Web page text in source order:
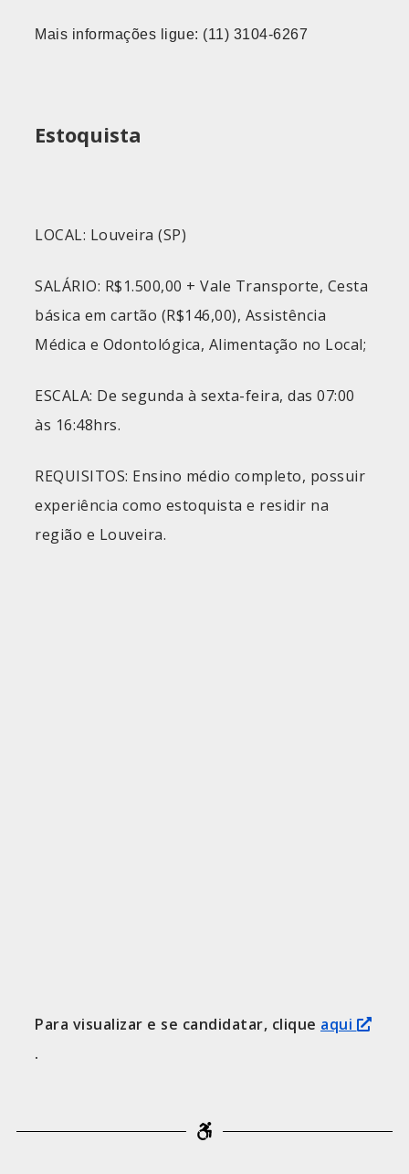
Mais informações ligue: (11) 3104-6267
Estoquista
LOCAL: Louveira (SP)
SALÁRIO: R$1.500,00 + Vale Transporte, Cesta
básica em cartão (R$146,00), Assistência
Médica e Odontológica, Alimentação no Local;
ESCALA: De segunda à sexta-feira, das 07:00
às 16:48hrs.
REQUISITOS: Ensino médio completo, possuir
experiência como estoquista e residir na
região e Louveira.
Para visualizar e se candidatar, clique aqui
.